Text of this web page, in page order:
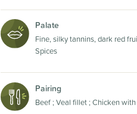
Palate
Fine, silky tannins, dark red
Spices
Pairing
Beef ; Veal fillet ; Chicken